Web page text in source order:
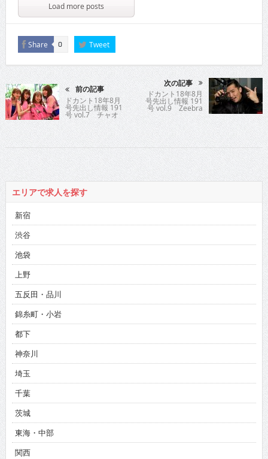
Load more posts
Share 0 Tweet
前の記事
ドカント18年8月
号先出し情報 191
号 vol.7 チャオ
ベッラ チンクエッ
ティ
次の記事
ドカント18年8月
号先出し情報 191
号 vol.9 Zeebra
エリアで求人を探す
新宿
渋谷
池袋
上野
五反田・品川
錦糸町・小岩
都下
神奈川
埼玉
千葉
茨城
東海・中部
関西